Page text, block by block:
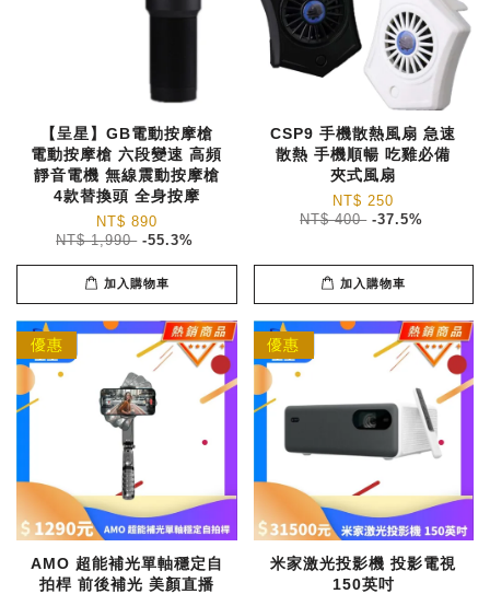
【呈星】GB電動按摩槍
電動按摩槍 六段變速 高頻
靜音電機 無線震動按摩槍
4款替換頭 全身按摩
NT$ 890
NT$ 1,990 -55.3%
加入購物車
CSP9 手機散熱風扇 急速
散熱 手機順暢 吃雞必備
夾式風扇
NT$ 250
NT$ 400 -37.5%
加入購物車
優惠
AMO 超能補光單軸穩定自
拍桿 前後補光 美顏直播
優惠
米家激光投影機 投影電視
150英吋